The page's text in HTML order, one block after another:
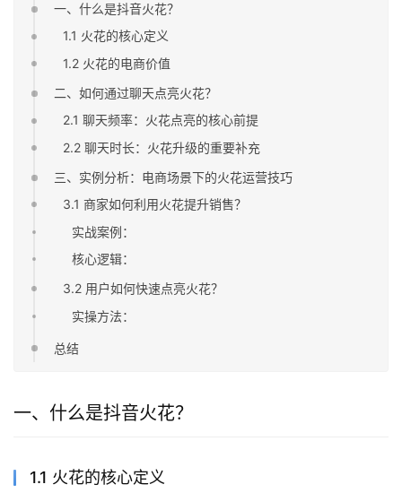
一、什么是抖音火花？
1.1 火花的核心定义
1.2 火花的电商价值
二、如何通过聊天点亮火花？
2.1 聊天频率：火花点亮的核心前提
2.2 聊天时长：火花升级的重要补充
三、实例分析：电商场景下的火花运营技巧
3.1 商家如何利用火花提升销售？
实战案例：
核心逻辑：
3.2 用户如何快速点亮火花？
实操方法：
总结
一、什么是抖音火花？
1.1 火花的核心定义